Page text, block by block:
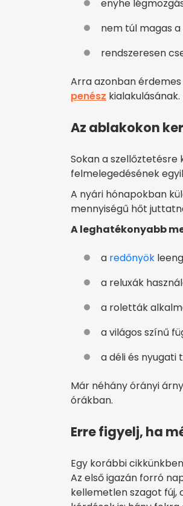
enyhe
nem túl magas
rendszeresen
Arra azonban
penész kialakulásának.
Az ablakokon
Sokan a
felmelegedésének
A nyári hónapokban
mennyiségű hőt
A leghatékonyabb
a redőnyök
a reluxák
a roletták
a világos színű
a déli és nyugati
Már néhány órányi
órákban.
Erre figyelj, ha
Egy korábbi
Az első igazán forró
kellemetlen szagot fúj,